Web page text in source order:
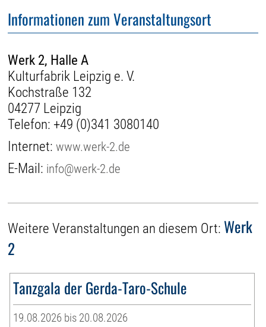
Informationen zum Veranstaltungsort
Werk 2, Halle A
Kulturfabrik Leipzig e. V.
Kochstraße 132
04277 Leipzig
Telefon: +49 (0)341 3080140
Internet:www.werk-2.de
E-Mail: info@werk-2.de
Weitere Veranstaltungen an diesem Ort: Werk
2
Tanzgala der Gerda-Taro-Schule
19.08.2026 bis 20.08.2026